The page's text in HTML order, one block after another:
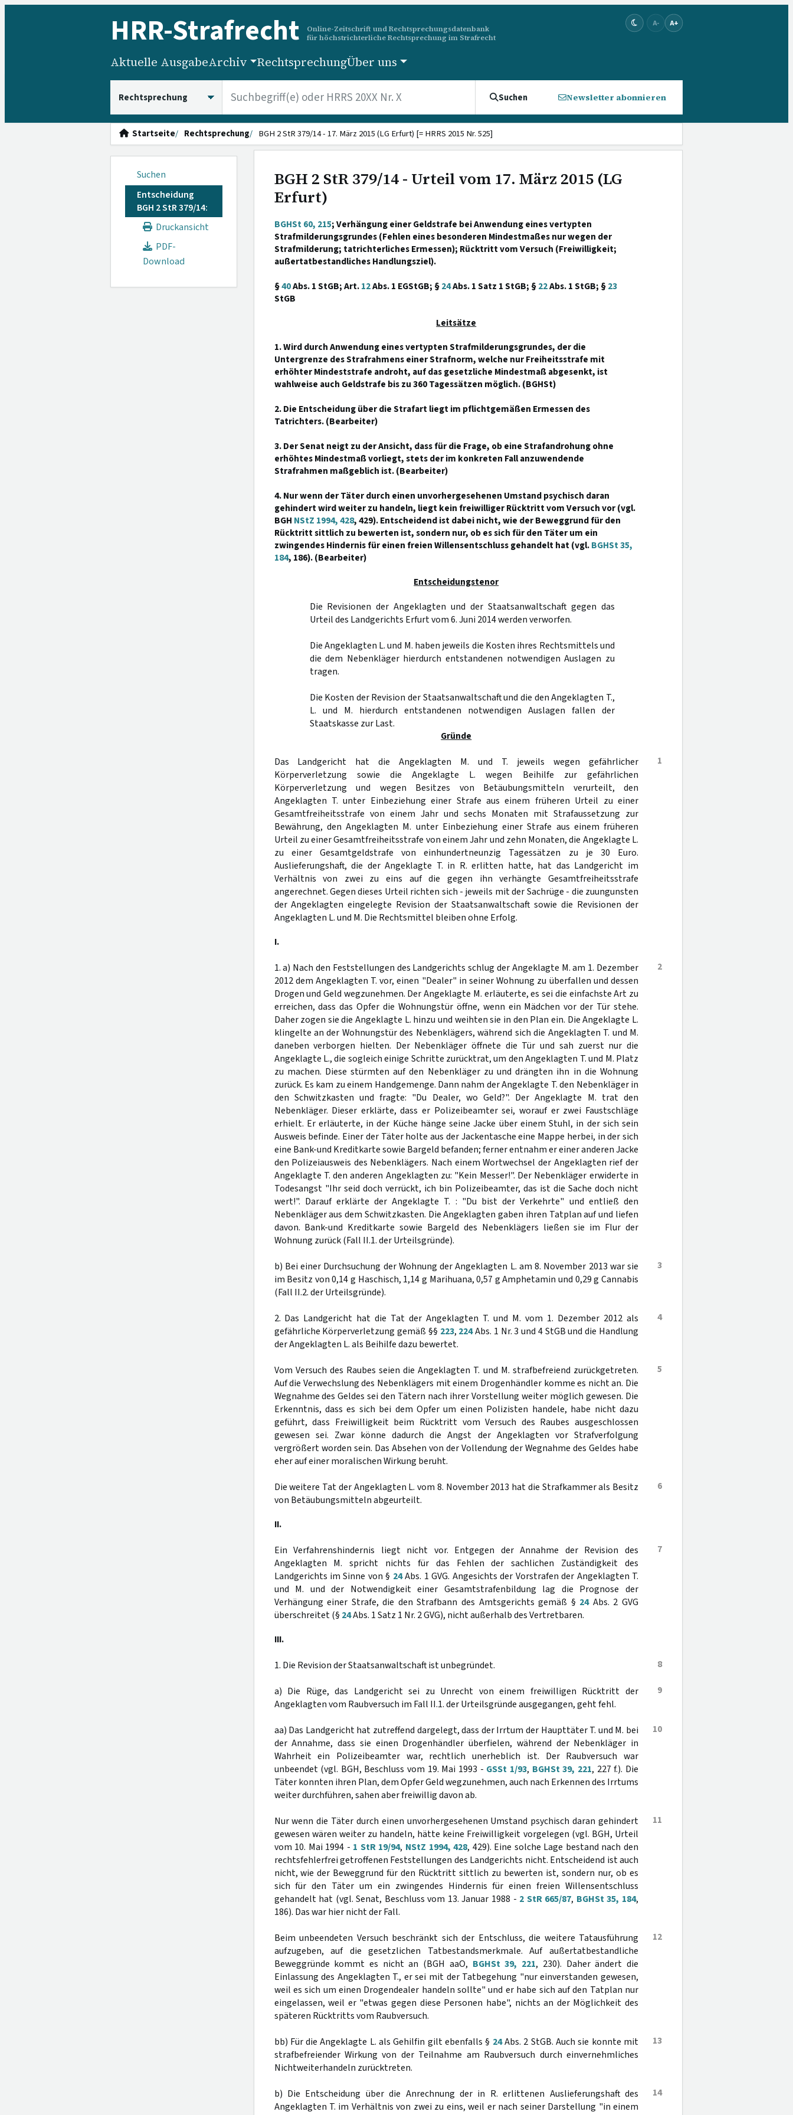
HRR-Strafrecht
Online-Zeitschrift und Rechtsprechungsdatenbank
für höchstrichterliche Rechtsprechung im Strafrecht
A- A+
Aktuelle AusgabeArchiv RechtsprechungÜber uns
Suchen Newsletter abonnieren
Startseite Rechtsprechung BGH 2 StR 379/14 - 17. März 2015 (LG Erfurt) [= HRRS 2015 Nr. 525]
Suchen
Entscheidung
BGH 2 StR 379/14:
Druckansicht
PDF-
Download
BGH 2 StR 379/14 - Urteil vom 17. März 2015 (LG
Erfurt)
BGHSt 60, 215; Verhängung einer Geldstrafe bei Anwendung eines vertypten
Strafmilderungsgrundes (Fehlen eines besonderen Mindestmaßes nur wegen der
Strafmilderung; tatrichterliches Ermessen); Rücktritt vom Versuch (Freiwilligkeit;
außertatbestandliches Handlungsziel).
§40Abs. 1 StGB; Art.12Abs. 1 EGStGB; §24Abs. 1 Satz 1 StGB; §22Abs. 1 StGB; §23
StGB
Leitsätze
1. Wird durch Anwendung eines vertypten Strafmilderungsgrundes, der die
Untergrenze des Strafrahmens einer Strafnorm, welche nur Freiheitsstrafe mit
erhöhter Mindeststrafe androht, auf das gesetzliche Mindestmaß abgesenkt, ist
wahlweise auch Geldstrafe bis zu 360 Tagessätzen möglich. (BGHSt)
2. Die Entscheidung über die Strafart liegt im pflichtgemäßen Ermessen des
Tatrichters. (Bearbeiter)
3. Der Senat neigt zu der Ansicht, dass für die Frage, ob eine Strafandrohung ohne
erhöhtes Mindestmaß vorliegt, stets der im konkreten Fall anzuwendende
Strafrahmen maßgeblich ist. (Bearbeiter)
4. Nur wenn der Täter durch einen unvorhergesehenen Umstand psychisch daran
gehindert wird weiter zu handeln, liegt kein freiwilliger Rücktritt vom Versuch vor (vgl.
BGH NStZ 1994, 428, 429). Entscheidend ist dabei nicht, wie der Beweggrund für den
Rücktritt sittlich zu bewerten ist, sondern nur, ob es sich für den Täter um ein
zwingendes Hindernis für einen freien Willensentschluss gehandelt hat (vgl.BGHSt 35,
184, 186). (Bearbeiter)
Entscheidungstenor
Die Revisionen der Angeklagten und der Staatsanwaltschaft gegen das
Urteil des Landgerichts Erfurt vom 6. Juni 2014 werden verworfen.
Die Angeklagten L. und M. haben jeweils die Kosten ihres Rechtsmittels und
die dem Nebenkläger hierdurch entstandenen notwendigen Auslagen zu
tragen.
Die Kosten der Revision der Staatsanwaltschaft und die den Angeklagten T.,
L. und M. hierdurch entstandenen notwendigen Auslagen fallen der
Staatskasse zur Last.
Gründe
1
Das Landgericht hat die Angeklagten M. und T. jeweils wegen gefährlicher
Körperverletzung sowie die Angeklagte L. wegen Beihilfe zur gefährlichen
Körperverletzung und wegen Besitzes von Betäubungsmitteln verurteilt, den
Angeklagten T. unter Einbeziehung einer Strafe aus einem früheren Urteil zu einer
Gesamtfreiheitsstrafe von einem Jahr und sechs Monaten mit Strafaussetzung zur
Bewährung, den Angeklagten M. unter Einbeziehung einer Strafe aus einem früheren
Urteil zu einer Gesamtfreiheitsstrafe von einem Jahr und zehn Monaten, die Angeklagte L.
zu einer Gesamtgeldstrafe von einhundertneunzig Tagessätzen zu je 30 Euro.
Auslieferungshaft, die der Angeklagte T. in R. erlitten hatte, hat das Landgericht im
Verhältnis von zwei zu eins auf die gegen ihn verhängte Gesamtfreiheitsstrafe
angerechnet. Gegen dieses Urteil richten sich - jeweils mit der Sachrüge - die zuungunsten
der Angeklagten eingelegte Revision der Staatsanwaltschaft sowie die Revisionen der
Angeklagten L. und M. Die Rechtsmittel bleiben ohne Erfolg.
I.
2
1. a) Nach den Feststellungen des Landgerichts schlug der Angeklagte M. am 1. Dezember
2012 dem Angeklagten T. vor, einen "Dealer" in seiner Wohnung zu überfallen und dessen
Drogen und Geld wegzunehmen. Der Angeklagte M. erläuterte, es sei die einfachste Art zu
erreichen, dass das Opfer die Wohnungstür öffne, wenn ein Mädchen vor der Tür stehe.
Daher zogen sie die Angeklagte L. hinzu und weihten sie in den Plan ein. Die Angeklagte L.
klingelte an der Wohnungstür des Nebenklägers, während sich die Angeklagten T. und M.
daneben verborgen hielten. Der Nebenkläger öffnete die Tür und sah zuerst nur die
Angeklagte L., die sogleich einige Schritte zurücktrat, um den Angeklagten T. und M. Platz
zu machen. Diese stürmten auf den Nebenkläger zu und drängten ihn in die Wohnung
zurück. Es kam zu einem Handgemenge. Dann nahm der Angeklagte T. den Nebenkläger in
den Schwitzkasten und fragte: "Du Dealer, wo Geld?". Der Angeklagte M. trat den
Nebenkläger. Dieser erklärte, dass er Polizeibeamter sei, worauf er zwei Faustschläge
erhielt. Er erläuterte, in der Küche hänge seine Jacke über einem Stuhl, in der sich sein
Ausweis befinde. Einer der Täter holte aus der Jackentasche eine Mappe herbei, in der sich
eine Bank-und Kreditkarte sowie Bargeld befanden; ferner entnahm er einer anderen Jacke
den Polizeiausweis des Nebenklägers. Nach einem Wortwechsel der Angeklagten rief der
Angeklagte T. den anderen Angeklagten zu: "Kein Messer!". Der Nebenkläger erwiderte in
Todesangst "Ihr seid doch verrückt, ich bin Polizeibeamter, das ist die Sache doch nicht
wert!". Darauf erklärte der Angeklagte T. : "Du bist der Verkehrte" und entließ den
Nebenkläger aus dem Schwitzkasten. Die Angeklagten gaben ihren Tatplan auf und liefen
davon. Bank-und Kreditkarte sowie Bargeld des Nebenklägers ließen sie im Flur der
Wohnung zurück (Fall II.1. der Urteilsgründe).
3
b) Bei einer Durchsuchung der Wohnung der Angeklagten L. am 8. November 2013 war sie
im Besitz von 0,14 g Haschisch, 1,14 g Marihuana, 0,57 g Amphetamin und 0,29 g Cannabis
(Fall II.2. der Urteilsgründe).
4
2. Das Landgericht hat die Tat der Angeklagten T. und M. vom 1. Dezember 2012 als
gefährliche Körperverletzung gemäß §§ 223, 224Abs. 1 Nr. 3 und 4 StGB und die Handlung
der Angeklagten L. als Beihilfe dazu bewertet.
5
Vom Versuch des Raubes seien die Angeklagten T. und M. strafbefreiend zurückgetreten.
Auf die Verwechslung des Nebenklägers mit einem Drogenhändler komme es nicht an. Die
Wegnahme des Geldes sei den Tätern nach ihrer Vorstellung weiter möglich gewesen. Die
Erkenntnis, dass es sich bei dem Opfer um einen Polizisten handele, habe nicht dazu
geführt, dass Freiwilligkeit beim Rücktritt vom Versuch des Raubes ausgeschlossen
gewesen sei. Zwar könne dadurch die Angst der Angeklagten vor Strafverfolgung
vergrößert worden sein. Das Absehen von der Vollendung der Wegnahme des Geldes habe
eher auf einer moralischen Wirkung beruht.
6
Die weitere Tat der Angeklagten L. vom 8. November 2013 hat die Strafkammer als Besitz
von Betäubungsmitteln abgeurteilt.
II.
7
Ein Verfahrenshindernis liegt nicht vor. Entgegen der Annahme der Revision des
Angeklagten M. spricht nichts für das Fehlen der sachlichen Zuständigkeit des
Landgerichts im Sinne von § 24Abs. 1 GVG. Angesichts der Vorstrafen der Angeklagten T.
und M. und der Notwendigkeit einer Gesamtstrafenbildung lag die Prognose der
Verhängung einer Strafe, die den Strafbann des Amtsgerichts gemäß § 24Abs. 2 GVG
überschreitet (§ 24Abs. 1 Satz 1 Nr. 2 GVG), nicht außerhalb des Vertretbaren.
III.
8
1. Die Revision der Staatsanwaltschaft ist unbegründet.
9
a) Die Rüge, das Landgericht sei zu Unrecht von einem freiwilligen Rücktritt der
Angeklagten vom Raubversuch im Fall II.1. der Urteilsgründe ausgegangen, geht fehl.
10
aa) Das Landgericht hat zutreffend dargelegt, dass der Irrtum der Haupttäter T. und M. bei
der Annahme, dass sie einen Drogenhändler überfielen, während der Nebenkläger in
Wahrheit ein Polizeibeamter war, rechtlich unerheblich ist. Der Raubversuch war
unbeendet (vgl. BGH, Beschluss vom 19. Mai 1993 - GSSt 1/93, BGHSt 39, 221, 227 f.). Die
Täter konnten ihren Plan, dem Opfer Geld wegzunehmen, auch nach Erkennen des Irrtums
weiter durchführen, sahen aber freiwillig davon ab.
11
Nur wenn die Täter durch einen unvorhergesehenen Umstand psychisch daran gehindert
gewesen wären weiter zu handeln, hätte keine Freiwilligkeit vorgelegen (vgl. BGH, Urteil
vom 10. Mai 1994 - 1 StR 19/94, NStZ 1994, 428, 429). Eine solche Lage bestand nach den
rechtsfehlerfrei getroffenen Feststellungen des Landgerichts nicht. Entscheidend ist auch
nicht, wie der Beweggrund für den Rücktritt sittlich zu bewerten ist, sondern nur, ob es
sich für den Täter um ein zwingendes Hindernis für einen freien Willensentschluss
gehandelt hat (vgl. Senat, Beschluss vom 13. Januar 1988 - 2 StR 665/87, BGHSt 35, 184,
186). Das war hier nicht der Fall.
12
Beim unbeendeten Versuch beschränkt sich der Entschluss, die weitere Tatausführung
aufzugeben, auf die gesetzlichen Tatbestandsmerkmale. Auf außertatbestandliche
Beweggründe kommt es nicht an (BGH aaO, BGHSt 39, 221, 230). Daher ändert die
Einlassung des Angeklagten T., er sei mit der Tatbegehung "nur einverstanden gewesen,
weil es sich um einen Drogendealer handeln sollte" und er habe sich auf den Tatplan nur
eingelassen, weil er "etwas gegen diese Personen habe", nichts an der Möglichkeit des
späteren Rücktritts vom Raubversuch.
13
bb) Für die Angeklagte L. als Gehilfin gilt ebenfalls § 24Abs. 2 StGB. Auch sie konnte mit
strafbefreiender Wirkung von der Teilnahme am Raubversuch durch einvernehmliches
Nichtweiterhandeln zurücktreten.
14
b) Die Entscheidung über die Anrechnung der in R. erlittenen Auslieferungshaft des
Angeklagten T. im Verhältnis von zwei zu eins, weil er nach seiner Darstellung "in einem